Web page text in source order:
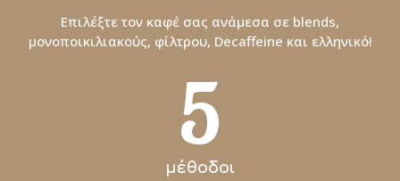
Επιλέξτε τον καφέ σας ανάμεσα σε blends,
μονοποικιλιακούς, φίλτρου, Decaffeine και ελληνικό!
5
μέθοδοι